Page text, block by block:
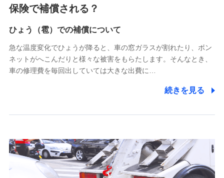
被紹介者への連絡、及び当社と取引のあるもしくは委託を受
けている保険会社・提携会社の保険その他に関する情報を提
供し、金融商品等の契約を勧奨するため
アンケートやキャンペーン等の実施のため
上記に係る連絡・手続き・管理等付帯業務を行うため
5.通話録音にて取得する情報
7.社員（従業者）の個人情報
人事･勤怠･健康・労務等の管理、給与支給、福利厚生・採用
退職関連処理等の各種手続きのため、当社と従業員または従
保険で補償される？
ひょう（雹）での補償について
急な温度変化でひょうが降ると、車の窓ガラスが割れたり、ボン
ネットがへこんだりと様々な被害をもらたします。そんなとき、
車の修理費を毎回出していては大きな出費に…
続きを見る